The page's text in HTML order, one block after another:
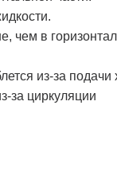
чем в
из-за подачи
за циркуляции